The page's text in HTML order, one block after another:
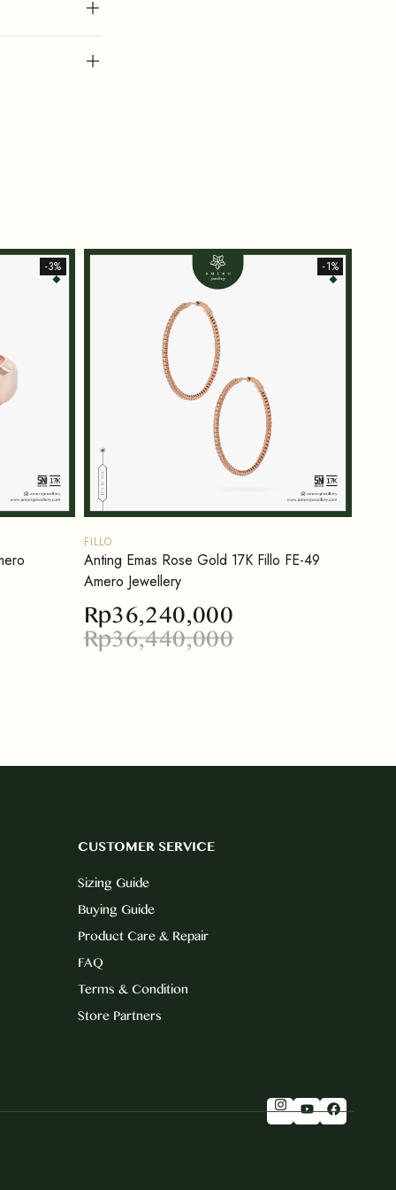
-3% -1%
FILLO
Anting Emas Rose Gold 17K Fillo FE-49
Amero Jewellery
Rp36,440,000
Rp36,240,000
CUSTOMER SERVICE
Sizing Guide
Buying Guide
Product Care & Repair
FAQ
Terms & Condition
Store Partners